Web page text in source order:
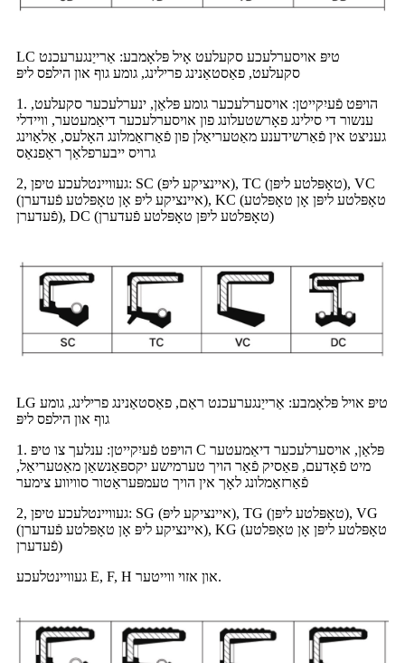
LC טיפּ אויסערלעכע סקעלעט אָיל פּלאָמבע: אַרייַנגערעכנט
סקעלעט, פאַסטאַנינג פרילינג, גומע גוף און הילפס ליפּ
1. הויפּט פֿעיִקייטן: אויסערלעכער גומע פּלאַן, ינערלעכער סקעלעט,
ענשור די סילינג פאָרשטעלונג פון אויסערלעכער דיאַמעטער, וויידלי
געניצט אין פֿאַרשידענע מאַטעריאַלן פון פֿאַרזאַמלונג האָלעס, אַלאַוינג
גרויס ייבערפלאַך ראַפנאַס
2, געוויינטלעכע טיפן: SC (איינציקע ליפּ), TC (טאָפּלטע ליפּן), VC
(איינציקע ליפּ אָן טאָפּלטע פֿעדערן), KC (טאָפּלטע ליפּן אָן טאָפּלטע
פֿעדערן), DC (טאָפּלטע ליפּן טאָפּלטע פֿעדערן)
LG טיפּ אויל פּלאָמבע: אַרייַנגערעכנט ראַם, פאַסטאַנינג פרילינג, גומע
גוף און הילפס ליפּ
1. הויפּט פֿעיִקייטן: ענלעך צו טיפּ C פּלאַן, אויסערלעכער דיאַמעטער
מיט פֿאָדעם, פּאַסיק פֿאַר הויך טערמישע יקספּאַנשאַן מאַטעריאַל,
פֿאַרזאַמלונג לאָך אין הויך טעמפּעראַטור סוויווע צימער
2, געוויינטלעכע טיפן: SG (איינציקע ליפּ), TG (טאָפּלטע ליפּן), VG
(איינציקע ליפּ אָן טאָפּלטע פֿעדערן), KG (טאָפּלטע ליפּן אָן טאָפּלטע
פֿעדערן)
געוויינטלעכע E, F, H און אזוי ווייטער.